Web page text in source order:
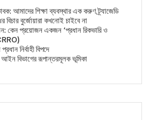
আমাদের শিক্ষা ব্যবস্থার এক করুণ ট্র্যাজেডি
বিচার বুর্জোয়ারা কখনোই চাইবে না
কেন প্রয়োজন একজন ‘প্রধান রিকভারি ও
নির্বাহী বিপদে
আইন বিভাগের রূপান্তরমূলক ভূমিকা